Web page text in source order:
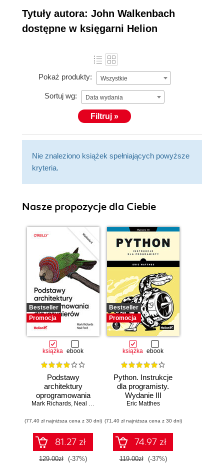
najbardziej aktywnym specjalistom.
Jest absolwentem Uniwersytetu w Missouri, gdzie
magistra, a następnie doktora z psychologii
eksperymentalnej zdobył na Uniwersytecie w
Montanie. Oprócz zgłębiania arkuszy
kalkulacyjnych, pisania książek, artykułów,
programowania i udzielania konsultacji uwielbia
spędzać czas słuchając dobrej muzyki.
Tytuły autora: John Walkenbach
dostępne w księgarni Helion
Pokaż produkty: Wszystkie
Sortuj wg: Data wydania
Filtruj »
Nie znaleziono książek spełniających powyższe
kryteria.
Nasze propozycje dla Ciebie
Bestseller
Promocja
książka ebook
Podstawy
architektury
oprogramowania
dla inżynierów.
Mark Richards, Neal Ford
(77,40 zł najniższa cena z 30 dni)
81.27 zł
129.00zł (-37%)
Bestseller
Promocja
książka ebook
Python. Instrukcje
dla programisty.
Wydanie III
Eric Matthes
(71,40 zł najniższa cena z 30 dni)
74.97 zł
119.00zł (-37%)